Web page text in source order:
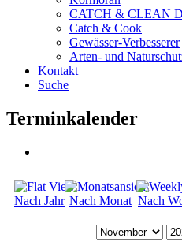
CATCH & CLEAN
Catch & Cook
Gewässer-Verbesserer
Arten- und
Kontakt
Suche
Terminkalender
Nach Jahr Nach Monat Nach